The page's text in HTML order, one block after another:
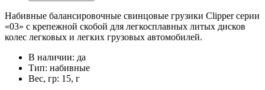
Набивные балансировочные свинцовые грузики Clipper серии
«03» с крепежной скобой для легкосплавных литых дисков
колес легковых и легких грузовых автомобилей.
В наличии: да
Тип: набивные
Вес, гр: 15, г